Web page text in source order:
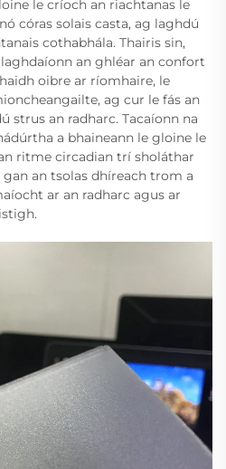
le críoch an riachtanas le
córas solais casta, ag laghdú
cothabhála. Thairis sin,
an ghléar an confort
oibre ar ríomhaire, le
ag cur le fás an
strus an radharc. Tacaíonn na
a bhaineann le gloine le
ritme circadian trí sholáthar
an tsolas dhíreach trom a
ar an radharc agus ar